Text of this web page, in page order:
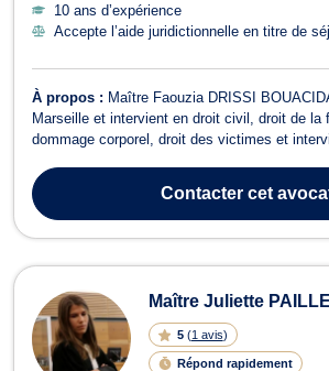
10 ans d’expérience
Accepte l’aide juridictionnelle en titre de
À propos : Maître Faouzia DRISSI
Marseille et intervient en droit civil, droit de la
dommage corporel, droit des victimes et
civil, plus précisément pour les affaires
dommage corpor...
Contactercet
Maître Juliette
5 (1 avis)
Répond rapidement